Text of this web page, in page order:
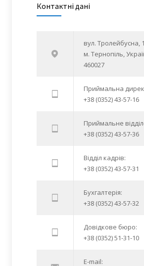
Контактні дані
вул. Тролейбусна,
м. Тернопіль,
460027
Приймальна
+38 (0352) 43-57-16
Приймальне
+38 (0352) 43-57-36
Відділ кадрів:
+38 (0352) 43-57-31
Бухгалтерія:
+38 (0352) 43-57-32
Довідкове бюро:
+38 (0352) 51-31-10
E-mail: